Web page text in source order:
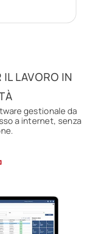
IL LAVORO IN
gestionale da
a internet, senza